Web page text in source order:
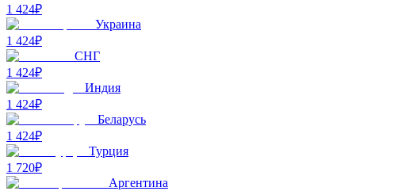
1 424₽
Украина
1 424₽
СНГ
1 424₽
Индия
1 424₽
Беларусь
1 424₽
Турция
1 720₽
Аргентина